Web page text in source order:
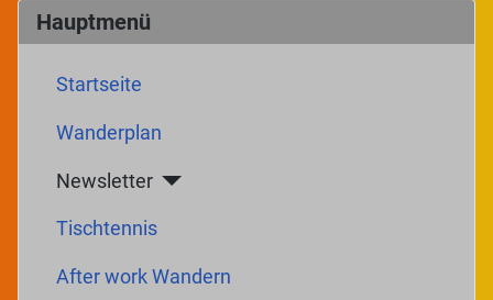
Hauptmenü
Startseite
Wanderplan
Newsletter
Tischtennis
After work Wandern